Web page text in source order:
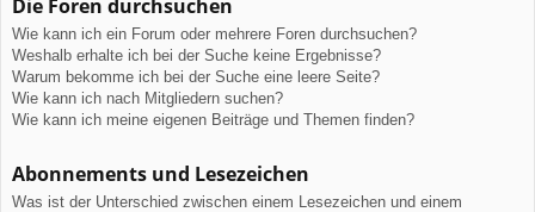
Die Foren durchsuchen
Wie kann ich ein Forum oder mehrere Foren durchsuchen?
Weshalb erhalte ich bei der Suche keine Ergebnisse?
Warum bekomme ich bei der Suche eine leere Seite?
Wie kann ich nach Mitgliedern suchen?
Wie kann ich meine eigenen Beiträge und Themen finden?
Abonnements und Lesezeichen
Was ist der Unterschied zwischen einem Lesezeichen und einem